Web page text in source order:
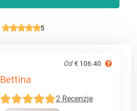
5
Od € 106.40
Bettina
2 Recenzje